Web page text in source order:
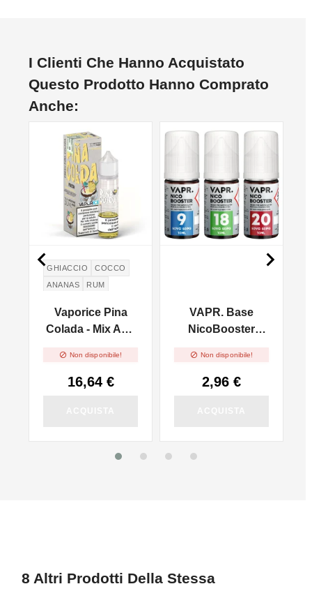
I Clienti Che Hanno Acquistato
Questo Prodotto Hanno Comprato
Anche:
GHIACCIO
COCCO
ANANAS
RUM
Vaporice Pina
Colada - Mix And
 Non disponibile!
16,64 €
NON DISPONIBILE
VAPR. Base
NicoBooster
 Non disponibile!
2,96 €
 
8 Altri Prodotti Della Stessa